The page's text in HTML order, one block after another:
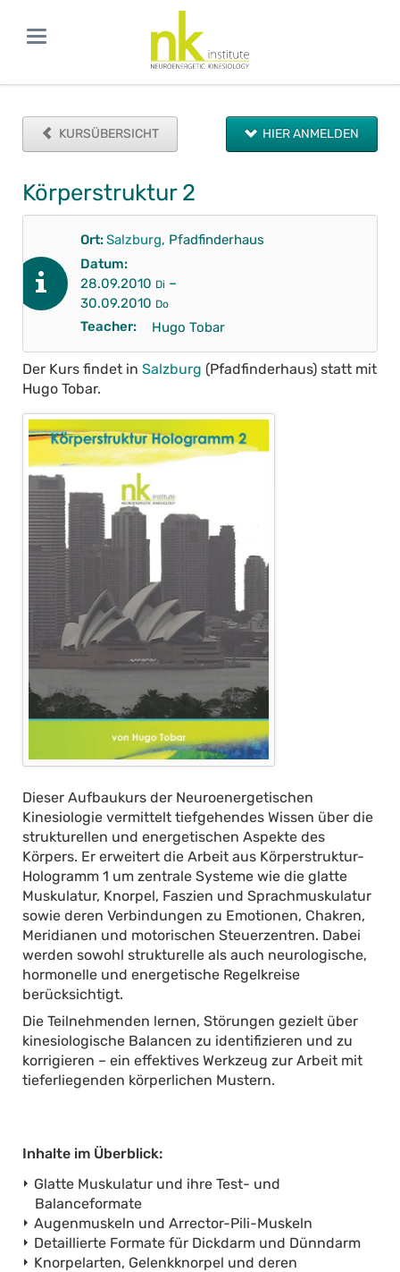
KURSÜBERSICHT HIER ANMELDEN
Körperstruktur 2
Ort:Salzburg, Pfadfinderhaus
Datum:
28.09.2010 Di –
30.09.2010 Do
Teacher: Hugo Tobar
Der Kurs findet in Salzburg (Pfadfinderhaus) statt mit
Hugo Tobar.
Dieser Aufbaukurs der Neuroenergetischen
Kinesiologie vermittelt tiefgehendes Wissen über die
strukturellen und energetischen Aspekte des
Körpers. Er erweitert die Arbeit aus Körperstruktur-
Hologramm 1 um zentrale Systeme wie die glatte
Muskulatur, Knorpel, Faszien und Sprachmuskulatur
sowie deren Verbindungen zu Emotionen, Chakren,
Meridianen und motorischen Steuerzentren. Dabei
werden sowohl strukturelle als auch neurologische,
hormonelle und energetische Regelkreise
berücksichtigt.
Die Teilnehmenden lernen, Störungen gezielt über
kinesiologische Balancen zu identifizieren und zu
korrigieren – ein effektives Werkzeug zur Arbeit mit
tieferliegenden körperlichen Mustern.
Inhalte im Überblick:
Glatte Muskulatur und ihre Test- und
Balanceformate
Augenmuskeln und Arrector-Pili-Muskeln
Detaillierte Formate für Dickdarm und Dünndarm
Knorpelarten, Gelenkknorpel und deren